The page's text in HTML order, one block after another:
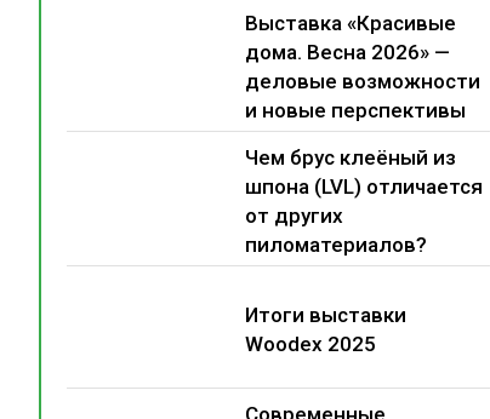
Выставка «Красивые
дома. Весна 2026» —
деловые возможности
и новые перспективы
Чем брус клеёный из
шпона (LVL) отличается
от других
пиломатериалов?
Итоги выставки
Woodex 2025
Современные